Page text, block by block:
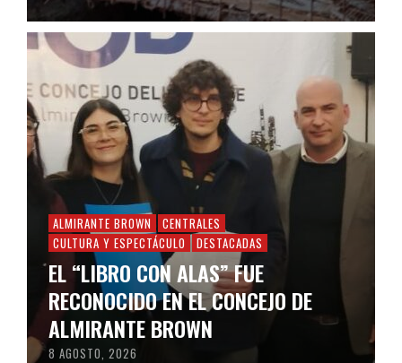
ALMIRANTE BROWN
CENTRALES
CULTURA Y ESPECTÁCULO
DESTACADAS
EL “LIBRO CON ALAS” FUE
RECONOCIDO EN EL CONCEJO DE
ALMIRANTE BROWN
8 AGOSTO, 2026